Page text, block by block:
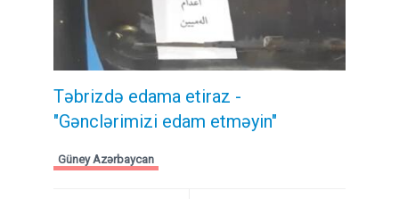
Təbrizdə edama etiraz -
"Gənclərimizi edam etməyin"
Güney Azərbaycan